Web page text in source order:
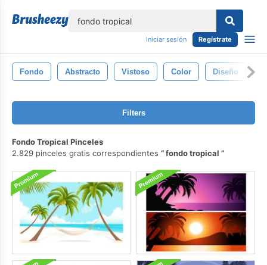
Iniciar sesión Regístrate
Fondo Abstracto Vistoso Color Diseño
Filters
Fondo Tropical Pinceles
2.829 pinceles gratis correspondientes
fondo tropical